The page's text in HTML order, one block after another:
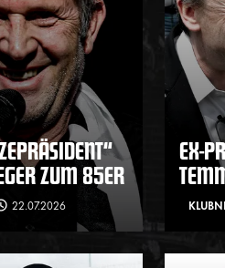
ZUM 85ER
22.07.2026
EX-